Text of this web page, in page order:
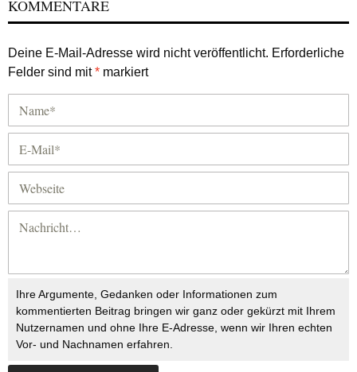
KOMMENTARE
Deine E-Mail-Adresse wird nicht veröffentlicht. Erforderliche
Felder sind mit* markiert
Ihre Argumente, Gedanken oder Informationen zum
kommentierten Beitrag bringen wir ganz oder gekürzt mit Ihrem
Nutzernamen und ohne Ihre E-Adresse, wenn wir Ihren echten
Vor- und Nachnamen erfahren.